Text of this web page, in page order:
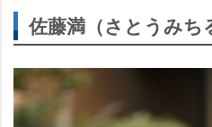
佐藤満（さとうみち